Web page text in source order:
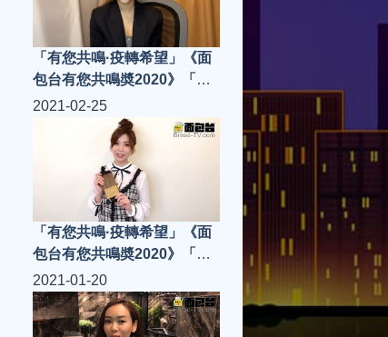
「有您共鳴·疫轉希望」《面
包台有您共鳴奬2020》「共
鳴金曲」何雁詩 -《致有夢想
2021-02-25
「有您共鳴·疫轉希望」《面
包台有您共鳴奬2020》「共
鳴樂壇新人」Vera廖貝瑩
2021-01-20